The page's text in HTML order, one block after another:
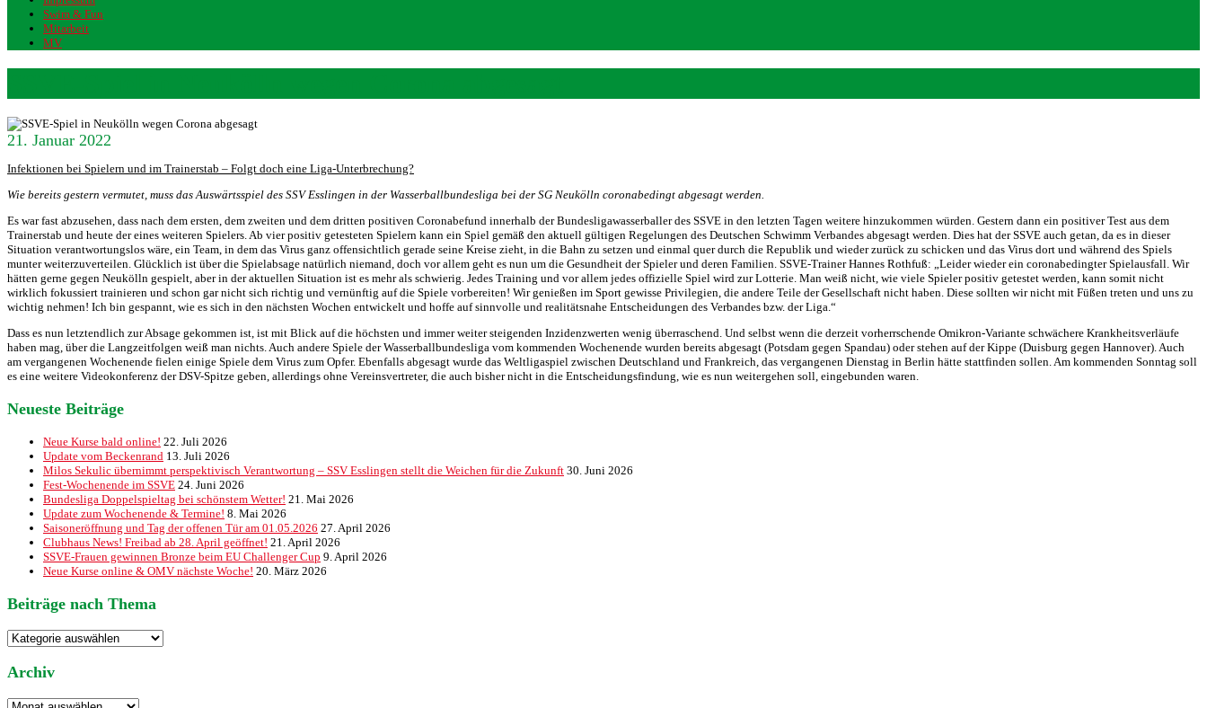
Swim & Fun
Mitarbeit
MV
21. Januar 2022
Infektionen bei Spielern und im Trainerstab – Folgt doch eine Liga-Unterbrechung?
Wie bereits gestern vermutet, muss das Auswärtsspiel des SSV Esslingen in der Wasserballbundesliga bei der SG Neukölln coronabedingt abgesagt werden.
Es war fast abzusehen, dass nach dem ersten, dem zweiten und dem dritten positiven Coronabefund innerhalb der Bundesligawasserballer des SSVE in den letzten Tagen weitere hinzukommen würden. Gestern dann ein positiver Test aus dem
Trainerstab und heute der eines weiteren Spielers. Ab vier positiv getesteten Spielern kann ein Spiel gemäß den aktuell gültigen Regelungen des Deutschen Schwimm Verbandes abgesagt werden. Dies hat der SSVE auch getan, da es in dieser
Situation verantwortungslos wäre, ein Team, in dem das Virus ganz offensichtlich gerade seine Kreise zieht, in die Bahn zu setzen und einmal quer durch die Republik und wieder zurück zu schicken und das Virus dort und während des Spiels
munter weiterzuverteilen. Glücklich ist über die Spielabsage natürlich niemand, doch vor allem geht es nun um die Gesundheit der Spieler und deren Familien. SSVE-Trainer Hannes Rothfuß: „Leider wieder ein coronabedingter Spielausfall. Wir
hätten gerne gegen Neukölln gespielt, aber in der aktuellen Situation ist es mehr als schwierig. Jedes Training und vor allem jedes offizielle Spiel wird zur Lotterie. Man weiß nicht, wie viele Spieler positiv getestet werden, kann somit nicht
wirklich fokussiert trainieren und schon gar nicht sich richtig und vernünftig auf die Spiele vorbereiten! Wir genießen im Sport gewisse Privilegien, die andere Teile der Gesellschaft nicht haben. Diese sollten wir nicht mit Füßen treten und uns zu
wichtig nehmen! Ich bin gespannt, wie es sich in den nächsten Wochen entwickelt und hoffe auf sinnvolle und realitätsnahe Entscheidungen des Verbandes bzw. der Liga.“
Dass es nun letztendlich zur Absage gekommen ist, ist mit Blick auf die höchsten und immer weiter steigenden Inzidenzwerten wenig überraschend. Und selbst wenn die derzeit vorherrschende Omikron-Variante schwächere Krankheitsverläufe
haben mag, über die Langzeitfolgen weiß man nichts. Auch andere Spiele der Wasserballbundesliga vom kommenden Wochenende wurden bereits abgesagt (Potsdam gegen Spandau) oder stehen auf der Kippe (Duisburg gegen Hannover). Auch
am vergangenen Wochenende fielen einige Spiele dem Virus zum Opfer. Ebenfalls abgesagt wurde das Weltligaspiel zwischen Deutschland und Frankreich, das vergangenen Dienstag in Berlin hätte stattfinden sollen. Am kommenden Sonntag soll
es eine weitere Videokonferenz der DSV-Spitze geben, allerdings ohne Vereinsvertreter, die auch bisher nicht in die Entscheidungsfindung, wie es nun weitergehen soll, eingebunden waren.
Neueste Beiträge
Neue Kurse bald online! 22. Juli 2026
Update vom Beckenrand 13. Juli 2026
Milos Sekulic übernimmt perspektivisch Verantwortung – SSV Esslingen stellt die Weichen für die Zukunft 30. Juni 2026
Fest-Wochenende im SSVE 24. Juni 2026
Bundesliga Doppelspieltag bei schönstem Wetter! 21. Mai 2026
Update zum Wochenende & Termine! 8. Mai 2026
Saisoneröffnung und Tag der offenen Tür am 01.05.2026 27. April 2026
Clubhaus News! Freibad ab 28. April geöffnet! 21. April 2026
SSVE-Frauen gewinnen Bronze beim EU Challenger Cup 9. April 2026
Neue Kurse online & OMV nächste Woche! 20. März 2026
Beiträge nach Thema
Beiträge
nach
Thema
Archiv
Archiv